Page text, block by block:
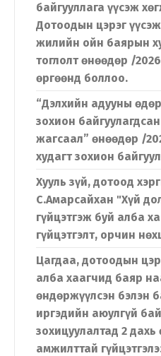
байгууллага үүсэж
Дотоодын цэрэг
жилийн ойн баярын
тоглолт өнөөдөр /
өргөөнд боллоо.
“Дэлхийн адууны
зохион
жагсаал” өнөөдөр /
худагт зохион
Хууль зүй, дотоод
С.Амарсайхан "Хүй
гүйцэтгэж буй алба
гүйцэтгэлт, орчин
Цагдаа, дотоодын
алба хаагчид баяр
өндөржүүлсэн бэлэн
иргэдийн аюулгүй
зохицуулалтад 2 дахь
амжилттай